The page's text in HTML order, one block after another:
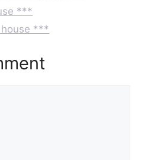
***
house ***